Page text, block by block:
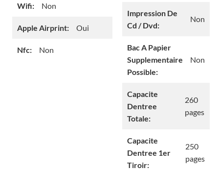
Wifi: Non
Apple Airprint: Oui
Nfc: Non
Impression De
Cd / Dvd:
Non
Bac A Papier
Supplementaire
Possible:
Non
Capacite
Dentree
Totale:
260
pages
Capacite
Dentree 1er
Tiroir:
250
pages